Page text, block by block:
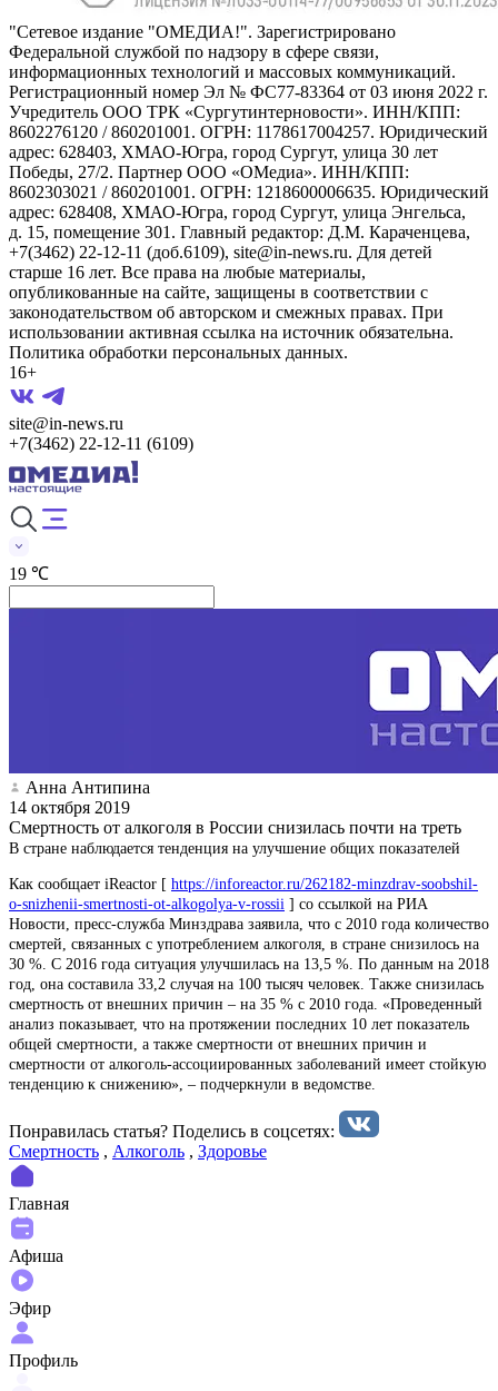
"Сетевое издание "ОМЕДИА!". Зарегистрировано
Федеральной службой по надзору в сфере связи,
информационных технологий и массовых коммуникаций.
Регистрационный номер Эл № ФС77-83364 от 03 июня 2022 г.
Учредитель ООО ТРК «Сургутинтерновости». ИНН/КПП:
8602276120 / 860201001. ОГРН: 1178617004257. Юридический
адрес: 628403, ХМАО-Югра, город Сургут, улица 30 лет
Победы, 27/2. Партнер ООО «ОМедиа». ИНН/КПП:
8602303021 / 860201001. ОГРН: 1218600006635. Юридический
адрес: 628408, ХМАО-Югра, город Сургут, улица Энгельса,
д. 15, помещение 301. Главный редактор: Д.М. Караченцева,
+7(3462) 22-12-11 (доб.6109), site@in-news.ru. Для детей
старше 16 лет. Все права на любые материалы,
опубликованные на сайте, защищены в соответствии с
законодательством об авторском и смежных правах. При
использовании активная ссылка на источник обязательна.
Политика обработки персональных данных.
16+
site@in-news.ru
+7(3462) 22-12-11 (6109)
19 ℃
Анна Антипина
14 октября 2019
Смертность от алкоголя в России снизилась почти на треть
В стране наблюдается тенденция на улучшение общих показателей
Как сообщает iReactor [ https://inforeactor.ru/262182-minzdrav-soobshil-
o-snizhenii-smertnosti-ot-alkogolya-v-rossii ] со ссылкой на РИА
Новости, пресс-служба Минздрава заявила, что с 2010 года количество
смертей, связанных с употреблением алкоголя, в стране снизилось на
30 %. С 2016 года ситуация улучшилась на 13,5 %. По данным на 2018
год, она составила 33,2 случая на 100 тысяч человек. Также снизилась
смертность от внешних причин – на 35 % с 2010 года. «Проведенный
анализ показывает, что на протяжении последних 10 лет показатель
общей смертности, а также смертности от внешних причин и
смертности от алкоголь-ассоциированных заболеваний имеет стойкую
тенденцию к снижению», – подчеркнули в ведомстве.
Понравилась статья? Поделиcь в соцсетях:
Смертность , Алкоголь , Здоровье
Главная
Афиша
Эфир
Профиль